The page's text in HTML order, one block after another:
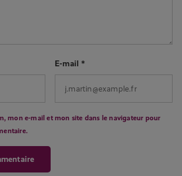
E-mail*
mon e-mail et mon site dans le navigateur pour